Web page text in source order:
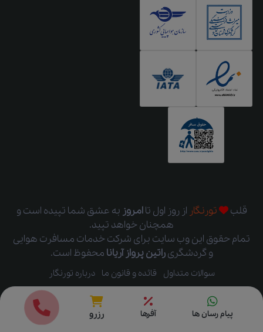
قلب تورنگار از روز اول تاامروز به عشق شما تپیده است و
همچنان خواهد تپید.
تمام حقوق این وب سایت برای شرکت خدمات مسافرت هوایی
و گردشگریراتین پرواز آریانا محفوظ است.
سوالات متداول قائده و قانون ما درباره تورنگار
قیمت ها رزرو
پیام رسان ها آفرها رزرو